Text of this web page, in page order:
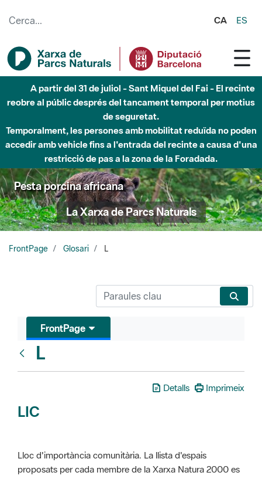
CA ES
A partir del 31 de juliol - Sant Miquel del Fai - El recinte
reobre al públic després del tancament temporal per motius
de seguretat.
Temporalment, les persones amb mobilitat reduïda no poden
accedir amb vehicle fins a l'entrada del recinte a causa d'una
restricció de pas a la zona de la Foradada.
Pesta porcina africana
La Xarxa de Parcs Naturals
FrontPage Glosari L
FrontPage
L
Detalls Imprimeix
LIC
Lloc d'importància comunitària. La llista d'espais
proposats per cada membre de la Xarxa Natura 2000 es